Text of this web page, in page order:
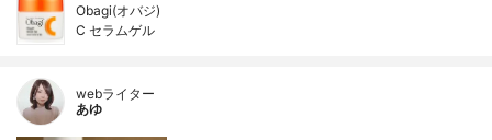
Obagi(オバジ)
C セラムゲル
webライター
あゆ